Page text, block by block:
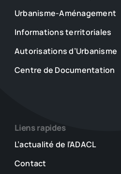
Urbanisme-Aménagement
Informations territoriales
Autorisations d’Urbanisme
Centre de Documentation
Liens rapides
L’actualité de l’ADACL
Contact